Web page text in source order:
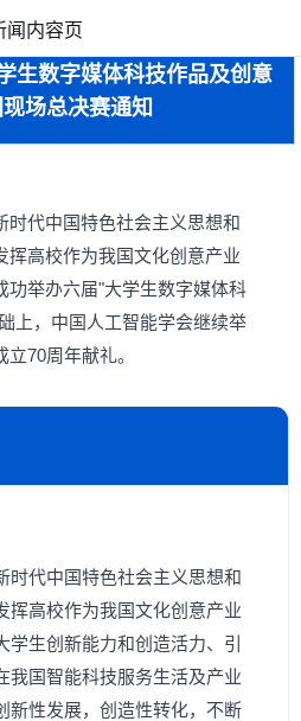
闻内容页
生数字媒体科技作品及创意
场总决赛通知
时代中国特色社会主义思想和
挥高校作为我国文化创意产业
功举办六届"大学生数字媒体科
上，中国人工智能学会继续举
70周年献礼。
时代中国特色社会主义思想和
挥高校作为我国文化创意产业
学生创新能力和创造活力、引
我国智能科技服务生活及产业
新性发展，创造性转化，不断